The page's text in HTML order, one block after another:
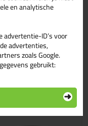
en analytische
advertentie-ID’s voor
advertenties,
zoals Google.
gebruikt: